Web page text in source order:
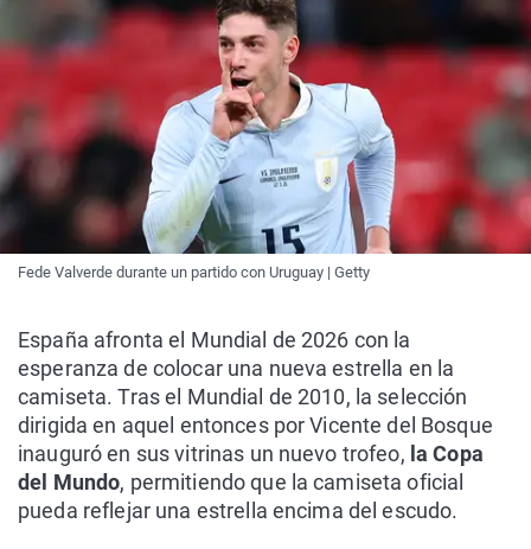
Fede Valverde durante un partido con Uruguay | Getty
España afronta el Mundial de 2026 con la
esperanza de colocar una nueva estrella en la
camiseta. Tras el Mundial de 2010, la selección
dirigida en aquel entonces por Vicente del Bosque
inauguró en sus vitrinas un nuevo trofeo, la Copa
del Mundo, permitiendo que la camiseta oficial
pueda reflejar una estrella encima del escudo.